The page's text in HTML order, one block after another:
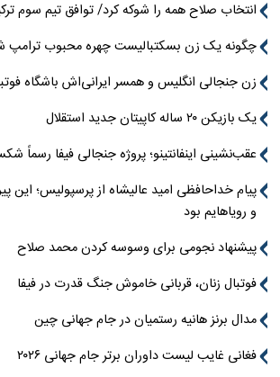
انتخاب صلاح همه را شوکه کرد/ توافق تیم سوم
چگونه یک زن بسکتبالیست چهره محبوب ترامپ
زن جنجالی انگلیس و همسر ایرانی‌اش باشگاه
یک بازیکن ۲۰ ساله کاپیتان جدید استقلال
عقب‌نشینی اینفانتینو؛ پروژه جنجالی فیفا رسماً
پیام خداحافظی امید عالیشاه از پرسپولیس؛
و رویاهایم بود
پیشنهاد نجومی برای وسوسه کردن محمد صلاح
فوتبال زنان، قربانی خاموش جنگ قدرت در فیفا
مدال برنز هانیه رستمیان در جام جهانی چین
فغانی غایب لیست داوران برتر جام جهانی ۲۰۲۶